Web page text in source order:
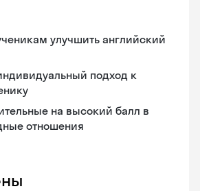
улучшить английский
подход к
на высокий балл в
отношения